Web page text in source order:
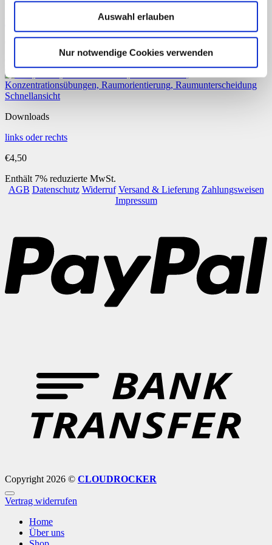
Auswahl erlauben
Nur notwendige Cookies verwenden
links oder rechts – Einsatzfahrzeuge
1,10
Preisspanne:
€1,10
Schnellansicht
Downloads
links oder rechts
€4,50
Enthält 7% reduzierte MwSt.
AGB Datenschutz Widerruf Versand & Lieferung Zahlungsweisen
Impressum
Copyright 2026 © CLOUDROCKER
Vertrag widerrufen
Home
Über uns